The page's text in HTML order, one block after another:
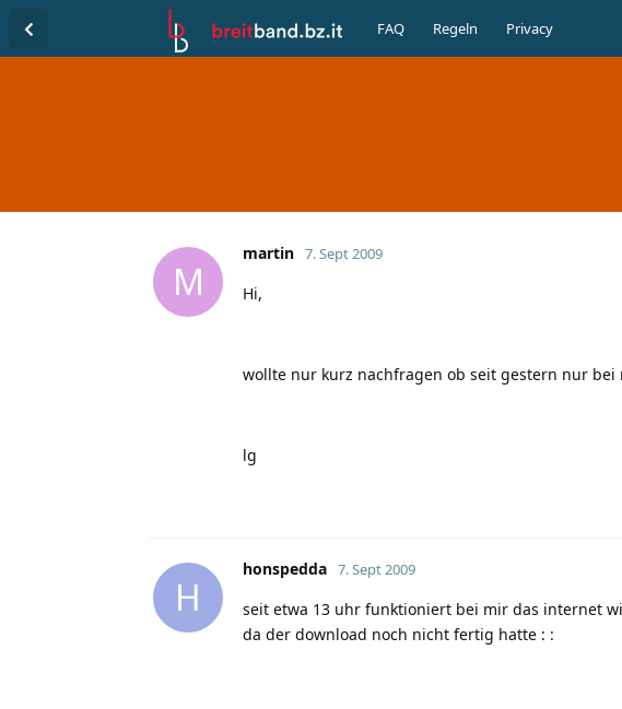
FAQ Regeln Privacy
M
martin 7. Sept 2009
Hi,
wollte nur kurz nachfragen ob seit gestern nur bei
lg
H
honspedda 7. Sept 2009
seit etwa 13 uhr funktioniert bei mir das internet
da der download noch nicht fertig hatte : :